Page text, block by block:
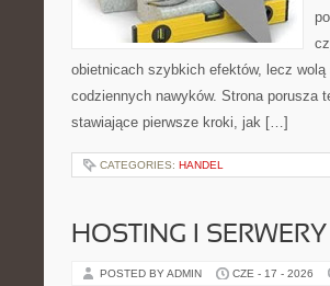
obietnicach szybkich efektów, lecz
codziennych nawyków. Strona porusza
stawiające pierwsze kroki, jak […]
CATEGORIES: HANDEL
HOSTING I SERWERY
POSTED BY ADMIN CZE - 17 - 2026